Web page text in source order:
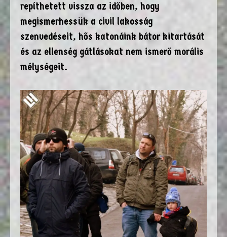
repíthetett vissza az időben, hogy
megismerhessük a civil lakosság
szenvedéseit, hős katonáink bátor kitartását
és az ellenség gátlásokat nem ismerő morális
mélységeit.